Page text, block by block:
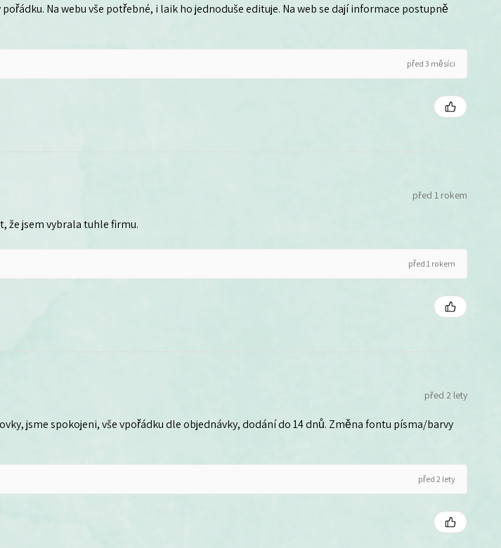
Na webu vše potřebné, i laik ho jednoduše edituje. Na web se dají informace postupně
před 3 měsíci
před 1 rokem
že jsem vybrala tuhle firmu.
před 1 rokem
před 2 lety
jsme spokojeni, vše vpořádku dle objednávky, dodání do 14 dnů. Změna fontu písma/barvy
před 2 lety